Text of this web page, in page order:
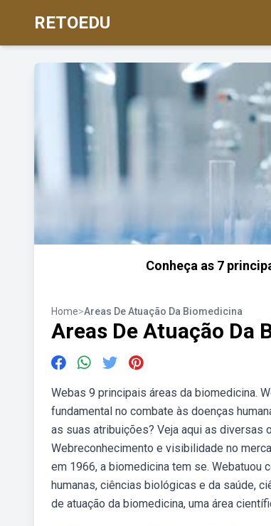
RETOEDU
Conheça as 7
Home>Areas De Atuação Da Biomedicina
Areas De Atuação Da
Webas 9 principais áreas da biomedicina.
fundamental no combate às doenças
as suas atribuições? Veja aqui as
Webreconhecimento e visibilidade no
em 1966, a biomedicina tem se. Webatuou
humanas, ciências biológicas e da saúde,
de atuação da biomedicina, uma área